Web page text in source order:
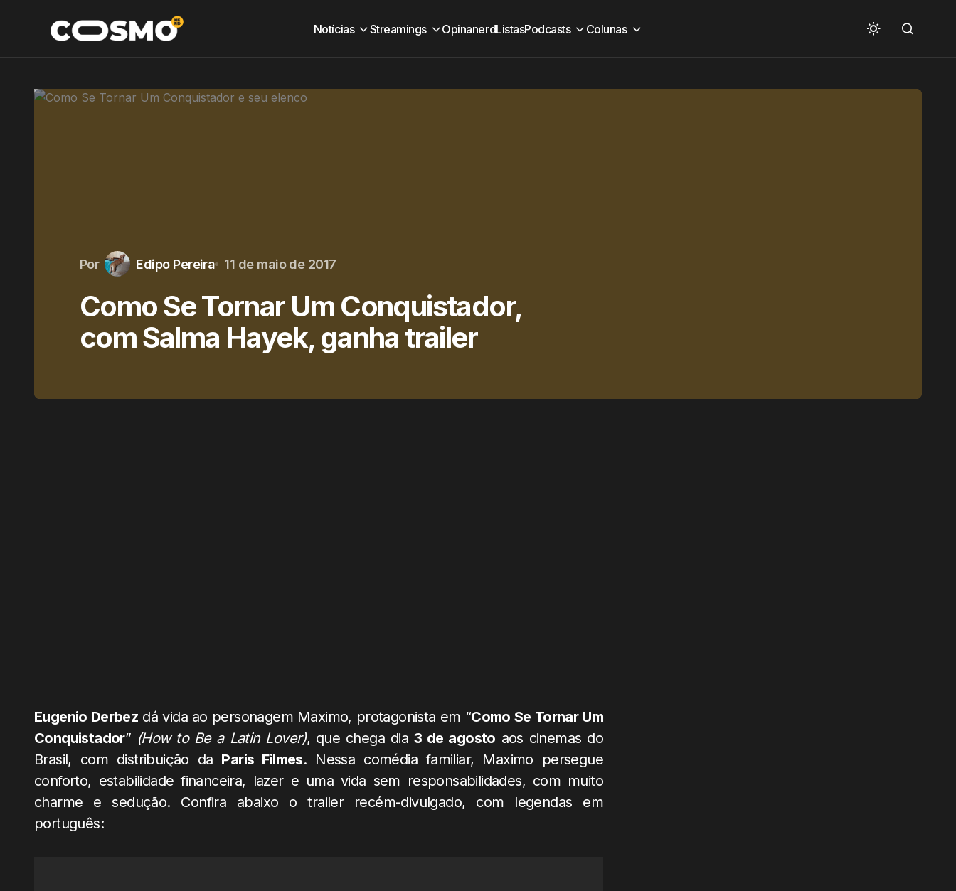
Notícias Streamings OpinanerdListasPodcasts Colunas
Por Edipo Pereira 11 de maio de 2017
Como Se Tornar Um Conquistador,
com Salma Hayek, ganha trailer
Eugenio Derbez dá vida ao personagem Maximo, protagonista em “Como Se Tornar Um
Conquistador” (How to Be a Latin Lover), que chega dia 3 de agosto aos cinemas do
Brasil, com distribuição da Paris Filmes. Nessa comédia familiar, Maximo persegue
conforto, estabilidade financeira, lazer e uma vida sem responsabilidades, com muito
charme e sedução. Confira abaixo o trailer recém-divulgado, com legendas em
português: